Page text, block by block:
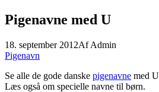
Pigenavne med U
18. september 2012AfAdmin
Pigenavn
Se alle de gode danske pigenavne med
Læs også om specielle navne til børn.